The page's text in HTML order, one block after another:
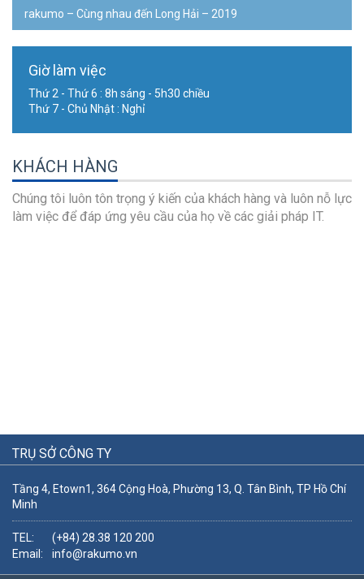
rakumo – Cùng nhau đến Long Hải – 2019
Giờ làm việc
Thứ 2 - Thứ 6 : 8h sáng - 5h30 chiều
Thứ 7 - Chủ Nhật : Nghỉ
KHÁCH HÀNG
Chúng tôi luôn tôn trọng ý kiến ​​của khách hàng và luôn nỗ lực
làm việc để đáp ứng yêu cầu của họ về các giải pháp IT.
TRỤ SỞ CÔNG TY
Tầng 4, Etown1, 364 Cộng Hoà, Phường 13, Q. Tân Bình, TP Hồ Chí
Minh
TEL:
(+84) 28.38 120 200
Email:
info@rakumo.vn